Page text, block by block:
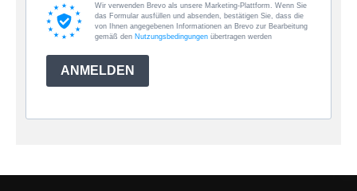
Wir verwenden Brevo als unsere Marketing-Plattform. Wenn Sie
das Formular ausfüllen und absenden, bestätigen Sie, dass die
von Ihnen angegebenen Informationen an Brevo zur Bearbeitung
gemäß den Nutzungsbedingungen übertragen werden
ANMELDEN